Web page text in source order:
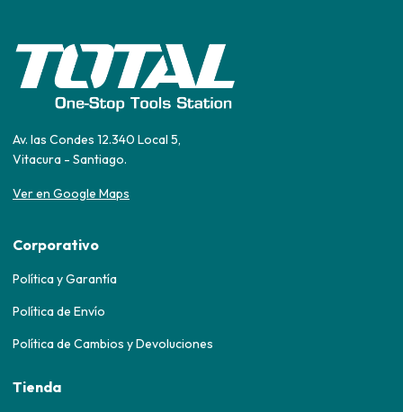
Av. las Condes 12.340 Local 5,
Vitacura - Santiago.
Ver en Google Maps
Corporativo
Política y Garantía
Política de Envío
Política de Cambios y Devoluciones
Tienda